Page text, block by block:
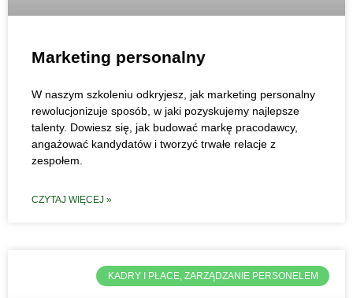
Marketing personalny
W naszym szkoleniu odkryjesz, jak marketing personalny
rewolucjonizuje sposób, w jaki pozyskujemy najlepsze
talenty. Dowiesz się, jak budować markę pracodawcy,
angażować kandydatów i tworzyć trwałe relacje z
zespołem.
CZYTAJ WIĘCEJ »
KADRY I PŁACE, ZARZĄDZANIE PERSONELEM